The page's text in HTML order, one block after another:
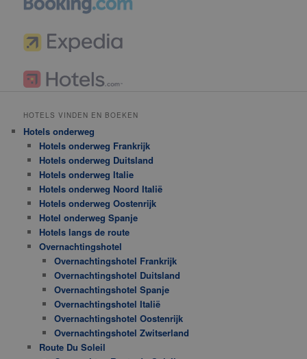
HOTELS VINDEN EN BOEKEN
Hotels onderweg
Hotels onderweg Frankrijk
Hotels onderweg Duitsland
Hotels onderweg Italie
Hotels onderweg Noord Italië
Hotels onderweg Oostenrijk
Hotel onderweg Spanje
Hotels langs de route
Overnachtingshotel
Overnachtingshotel Frankrijk
Overnachtingshotel Duitsland
Overnachtingshotel Spanje
Overnachtingshotel Italië
Overnachtingshotel Oostenrijk
Overnachtingshotel Zwitserland
Route Du Soleil